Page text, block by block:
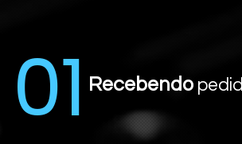
01 Recebendo